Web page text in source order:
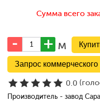
Сумма всего
м
Запрос
0.0
Производитель - завод